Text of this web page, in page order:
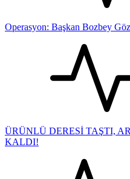
Operasyon: Başkan Bozbey
ÜRÜNLÜ DERESİ TAŞTI,
KALDI!